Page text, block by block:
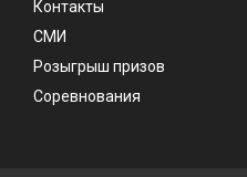
Контакты
СМИ
Розыгрыш призов
Соревнования